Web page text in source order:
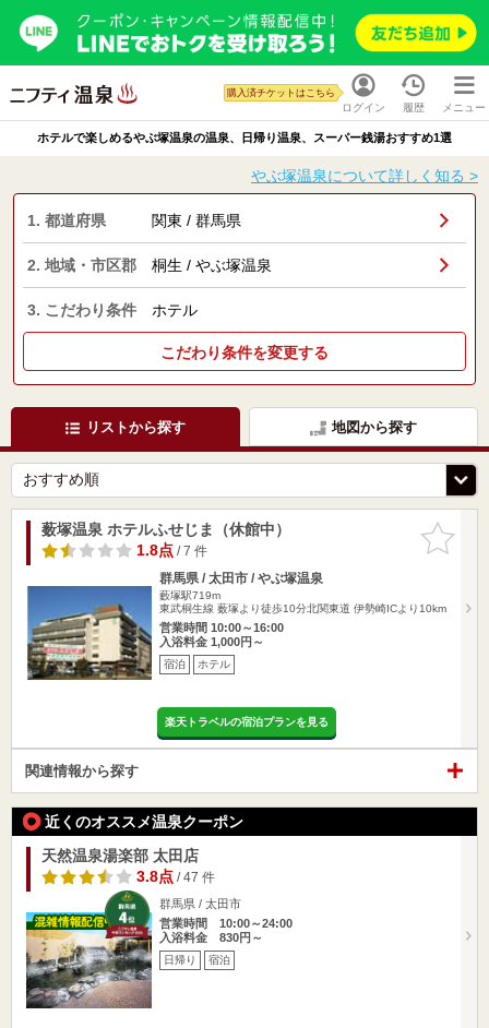
ログイン
購入済チケットはこちら
履歴 メニュー
ホテルで楽しめるやぶ塚温泉の温泉、日帰り温泉、スーパー銭湯おすすめ1選
やぶ塚温泉について詳しく知る >
1. 都道府県 関東 / 群馬県
2. 地域・市区郡 桐生 / やぶ塚温泉
3. こだわり条件 ホテル
こだわり条件を変更する
リストから探す 地図から探す
お気に入
りに追加
薮塚温泉 ホテルふせじま（休館中）
1.8点/ 7 件
群馬県 / 太田市 / やぶ塚温泉
藪塚駅719m
東武桐生線 薮塚より徒歩10分北関東道 伊勢崎ICより10km
営業時間 10:00～16:00
入浴料金 1,000円～
宿泊 ホテル
楽天トラベルの宿泊プランを見る
関連情報から探す
近くのオススメ温泉クーポン
天然温泉湯楽部 太田店
3.8点/ 47 件
群馬県 / 太田市
営業時間 10:00～24:00
入浴料金 830円～
日帰り 宿泊